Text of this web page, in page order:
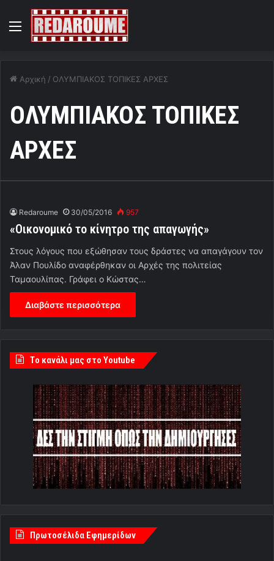
Menu
Αρχική / ΟΛΥΜΠΙΑΚΟΣ ΤΟΠΙΚΕΣ ΑΡΧΕΣ
ΟΛΥΜΠΙΑΚΟΣ ΤΟΠΙΚΕΣ
ΑΡΧΕΣ
Redaroume 30/05/2016 957
«Οικονομικό το κίνητρο της απαγωγής»
Στους λόγους που εξώθησαν τους δράστες να απαγάγουν τον
Άλαν Πουλίδο αναφέρθηκαν οι Αρχές της πολιτείας
Ταμαουλίπας. Γράφει ο Κώστας…
Διαβάστε περισσότερα
Tο κανάλι μας στο Youtube
Πρωτοσέλιδα Εφημερίδων